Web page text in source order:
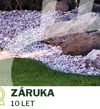
ZÁRUKA
10 LET